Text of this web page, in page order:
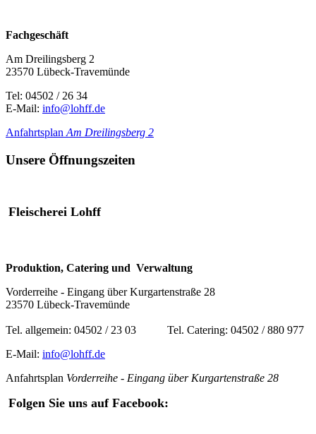
Fachgeschäft
Am Dreilingsberg 2
23570 Lübeck-Travemünde
Tel: 04502 / 26 34
E-Mail: info@lohff.de
Anfahrtsplan Am Dreilingsberg 2
Unsere Öffnungszeiten
Fleischerei Lohff
Produktion, Catering und Verwaltung
Vorderreihe - Eingang über Kurgartenstraße 28
23570 Lübeck-Travemünde
Tel. allgemein: 04502 / 23 03 Tel. Catering: 04502 / 880 977
E-Mail: info@lohff.de
Anfahrtsplan Vorderreihe - Eingang über Kurgartenstraße 28
Folgen Sie uns auf Facebook: